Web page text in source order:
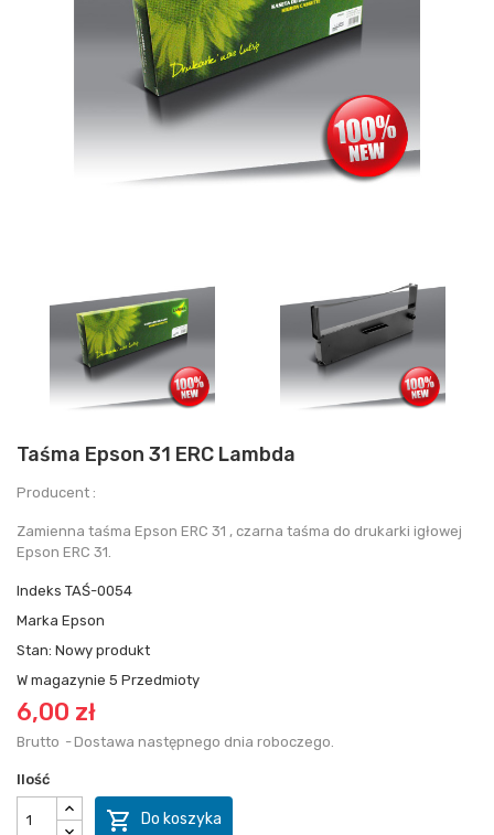
Taśma Epson 31 ERC Lambda
Producent :
Zamienna taśma Epson ERC 31 , czarna taśma do drukarki igłowej
Epson ERC 31.
Indeks TAŚ-0054
Marka Epson
Stan: Nowy produkt
W magazynie 5 Przedmioty
6,00 zł
Brutto Dostawa następnego dnia roboczego.
Ilość
 Do koszyka